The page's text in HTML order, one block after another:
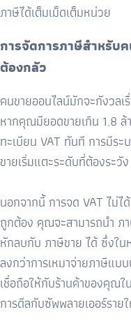
ภาษีได้เต็มเม็ดเต็มหน่วย
การจัดการภาษีสำหรับ
ต้องกลัว
คนขายออนไลน์มักจะกังวลเ
หากคุณมียอดขายเกิน 1.8
ทะเบียน VAT ทันที การมีร
ขายเริ่มแตะระดับที่ต้องระวัง
นอกจากนี้ การจด VAT ไม่ไ
ถูกต้อง คุณจะสามารถนำ ภ
หักลบกับ ภาษีขาย ได้ ซึ่งใ
ลงกว่าการเหมาจ่ายภาษีแ
เชื่อถือให้กับร้านค้าของคุณ
การดีลกับซัพพลายเออร์ราย